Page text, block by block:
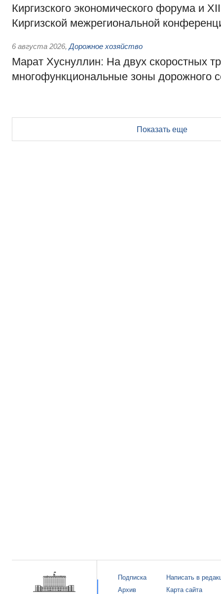
Киргизского экономического форума и
Киргизской межрегиональной
6 августа 2026, Дорожное хозяйство
Марат Хуснуллин: На двух скоростных
многофункциональные зоны дорожного
Показать еще
Подписка
Архив
Написать в
Карта сайта